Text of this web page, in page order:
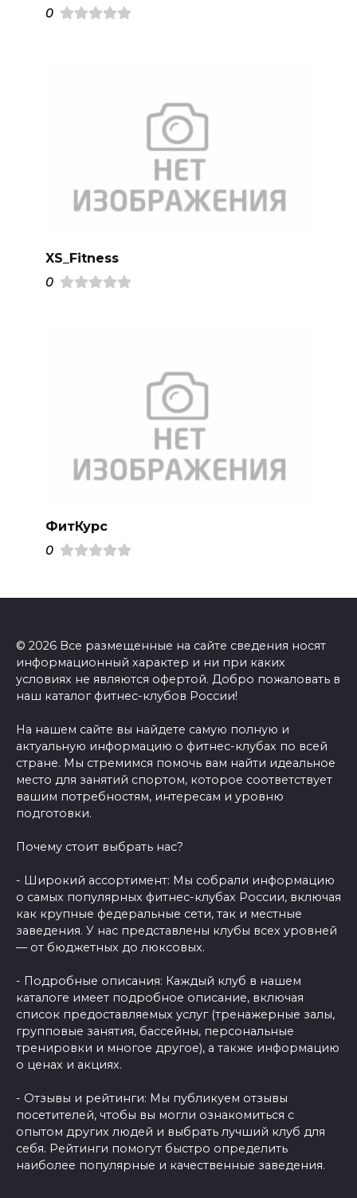
0
XS_Fitness
0
ФитКурс
0
© 2026 Все размещенные на сайте сведения носят
информационный характер и ни при каких
условиях не являются офертой. Добро пожаловать в
наш каталог фитнес-клубов России!
На нашем сайте вы найдете самую полную и
актуальную информацию о фитнес-клубах по всей
стране. Мы стремимся помочь вам найти идеальное
место для занятий спортом, которое соответствует
вашим потребностям, интересам и уровню
подготовки.
Почему стоит выбрать нас?
- Широкий ассортимент: Мы собрали информацию
о самых популярных фитнес-клубах России, включая
как крупные федеральные сети, так и местные
заведения. У нас представлены клубы всех уровней
— от бюджетных до люксовых.
- Подробные описания: Каждый клуб в нашем
каталоге имеет подробное описание, включая
список предоставляемых услуг (тренажерные залы,
групповые занятия, бассейны, персональные
тренировки и многое другое), а также информацию
о ценах и акциях.
- Отзывы и рейтинги: Мы публикуем отзывы
посетителей, чтобы вы могли ознакомиться с
опытом других людей и выбрать лучший клуб для
себя. Рейтинги помогут быстро определить
наиболее популярные и качественные заведения.